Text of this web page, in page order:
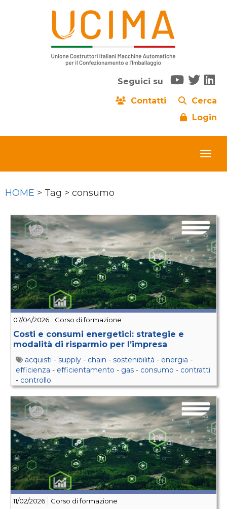
Seguici su
Contatti
Cerca
Login
HOME > Tag > consumo
07/04/2026 Corso di formazione
Costi e consumi energetici: strategie e
modalità di risparmio per l’impresa
acquisti - supply - chain - sostenibilità - energia -
efficienza - efficientamento - gas - consumo - contratti
- controllo
11/02/2026 Corso di formazione